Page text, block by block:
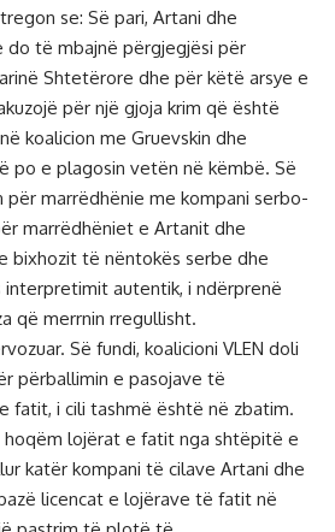
se: Së pari, Artani dhe
do të mbajnë përgjegjësi për
Shtetërore dhe për këtë arsye e
për një gjoja krim që është
koalicion me Gruevskin dhe
po e plagosin vetën në këmbë. Së
për marrëdhënie me kompani serbo-
marrëdhëniet e Artanit dhe
bixhozit të nëntokës serbe dhe
interpretimit autentik, i ndërprenë
që merrnin rregullisht.
Së fundi, koalicioni VLEN doli
përballimin e pasojave të
fatit, i cili tashmë është në zbatim.
hoqëm lojërat e fatit nga shtëpitë e
katër kompani të cilave Artani dhe
licencat e lojërave të fatit në